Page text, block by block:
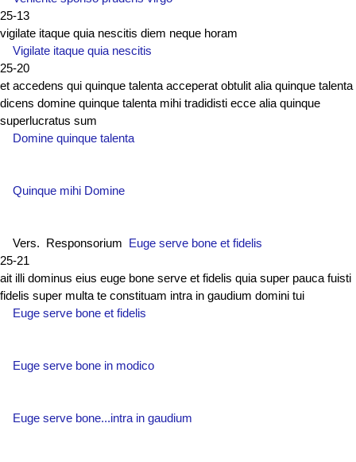
25-13
vigilate itaque quia nescitis diem neque horam
Vigilate itaque quia nescitis
25-20
et accedens qui quinque talenta acceperat obtulit alia quinque talenta
dicens domine quinque talenta mihi tradidisti ecce alia quinque
superlucratus sum
Domine quinque talenta
Quinque mihi Domine
Vers. Responsorium Euge serve bone et fidelis
25-21
ait illi dominus eius euge bone serve et fidelis quia super pauca fuisti
fidelis super multa te constituam intra in gaudium domini tui
Euge serve bone et fidelis
Euge serve bone in modico
Euge serve bone...intra in gaudium